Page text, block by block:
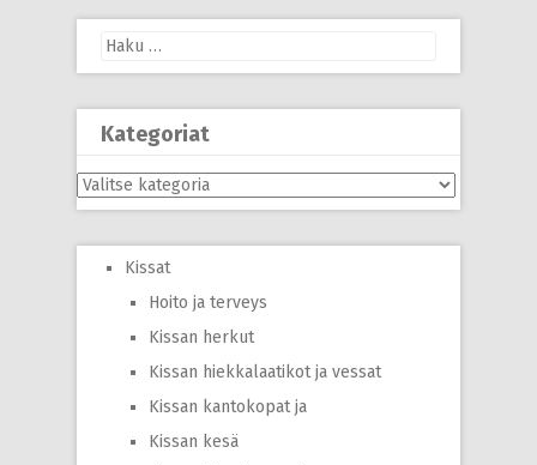
Haku:
Kategoriat
Kategoriat
Kissat
Hoito ja terveys
Kissan herkut
Kissan hiekkalaatikot ja vessat
Kissan kantokopat ja
Kissan kesä